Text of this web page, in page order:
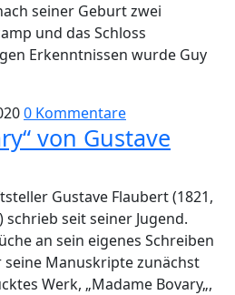
seiner Geburt zwei
und das Schloss
Erkenntnissen wurde Guy
0 Kommentare
von Gustave
Gustave Flaubert (1821,
schrieb seit seiner Jugend.
an sein eigenes Schreiben
Manuskripte zunächst
Werk, „Madame Bovary„,